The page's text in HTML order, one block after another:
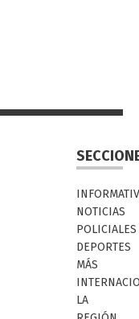
NOTICIAS
POLICIALES
DEPORTES
MÁS
LA